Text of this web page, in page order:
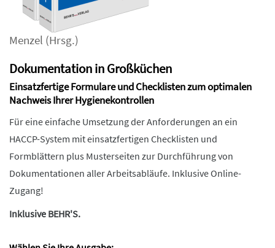
Menzel (Hrsg.)
Dokumentation in Großküchen
Einsatzfertige Formulare und Checklisten zum optimalen
Nachweis Ihrer Hygienekontrollen
Für eine einfache Umsetzung der Anforderungen an ein
HACCP-System mit einsatzfertigen Checklisten und
Formblättern plus Musterseiten zur Durchführung von
Dokumentationen aller Arbeitsabläufe. Inklusive Online-
Zugang!
Inklusive BEHR'S.